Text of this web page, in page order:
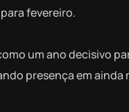
fevereiro.
um ano decisivo
presença em